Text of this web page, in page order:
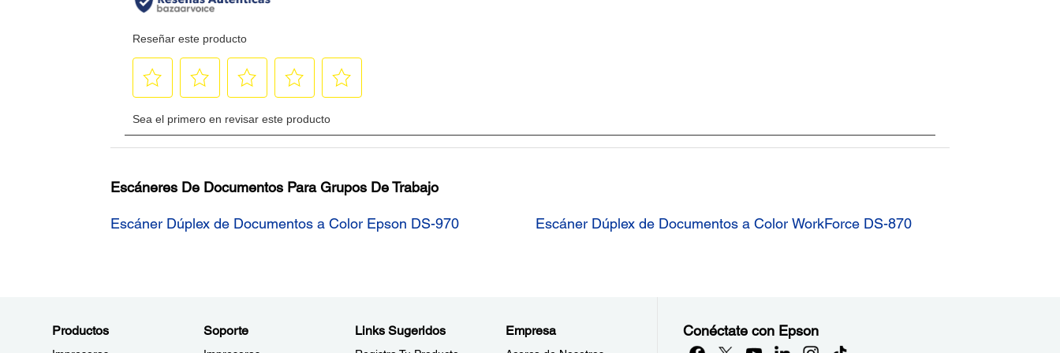
Escáneres De Documentos Para Grupos De Trabajo
Escáner Dúplex de Documentos a Color Epson DS-970 Escáner Dúplex de Documentos a Color WorkForce DS-870
Productos Soporte Links Sugeridos Empresa Conéctate con Epson